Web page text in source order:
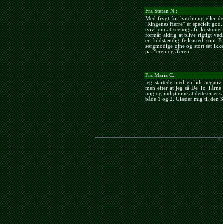
Fra Stefan N.:
Med frygt for lynchning eller
"Ringenes Herre" er specielt
tvivl om at scenografi,
formår aldrig at blive rigtigt
er fuldstændig fejlcasted som
sørgmodige øjne og stort set
på 2'eren og 3'eren...
Fra Maria C.:
jeg startede med en lidt
men efter at jeg så De To
mig og indrømme at dette er et
både 1 og 2. Glæder mig til den
©